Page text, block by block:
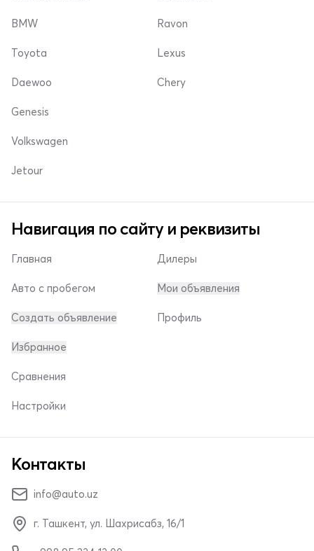
BMW
Toyota
Daewoo
Ravon
Lexus
Chery
Genesis
Volkswagen
Jetour
Навигация по сайту и реквизиты
Главная
Авто с пробегом
Создать объявление
Дилеры
Мои объявления
Профиль
Избранное
Сравнения
Настройки
Контакты
info@auto.uz
г. Ташкент, ул. Шахрисабз, 16/1